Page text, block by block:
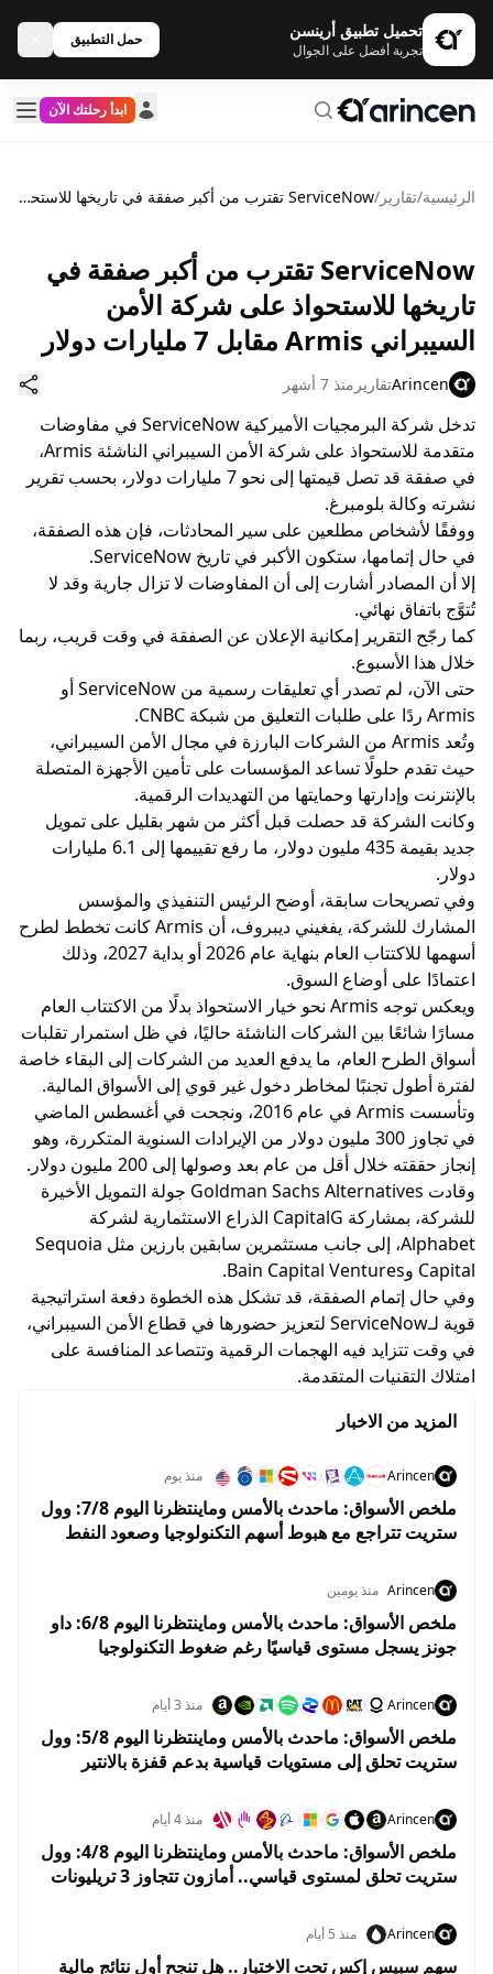
تحميل تطبيق أرينسن
تجربة أفضل على الجوال
حمل التطبيق
ابدأ رحلتك الآن
الرئيسية/تقارير / ServiceNow تقترب من أكبر صفقة في تاريخها للاستحواذ على شركة الأمن السيبراني Armis مقابل 7 مليارات دولار
ServiceNow تقترب من أكبر صفقة في
تاريخها للاستحواذ على شركة الأمن
السيبراني Armis مقابل 7 مليارات دولار
Arincenتقارير منذ 7 أشهر
تدخل شركة البرمجيات الأميركية ServiceNow في مفاوضات
متقدمة للاستحواذ على شركة الأمن السيبراني الناشئة Armis،
في صفقة قد تصل قيمتها إلى نحو 7 مليارات دولار، بحسب تقرير
نشرته وكالة بلومبرغ.
ووفقًا لأشخاص مطلعين على سير المحادثات، فإن هذه الصفقة،
في حال إتمامها، ستكون الأكبر في تاريخ ServiceNow.
إلا أن المصادر أشارت إلى أن المفاوضات لا تزال جارية وقد لا
تُتوَّج باتفاق نهائي.
كما رجّح التقرير إمكانية الإعلان عن الصفقة في وقت قريب، ربما
خلال هذا الأسبوع.
حتى الآن، لم تصدر أي تعليقات رسمية من ServiceNow أو
Armis ردًا على طلبات التعليق من شبكة CNBC.
وتُعد Armis من الشركات البارزة في مجال الأمن السيبراني،
حيث تقدم حلولًا تساعد المؤسسات على تأمين الأجهزة المتصلة
بالإنترنت وإدارتها وحمايتها من التهديدات الرقمية.
وكانت الشركة قد حصلت قبل أكثر من شهر بقليل على تمويل
جديد بقيمة 435 مليون دولار، ما رفع تقييمها إلى 6.1 مليارات
دولار.
وفي تصريحات سابقة، أوضح الرئيس التنفيذي والمؤسس
المشارك للشركة، يفغيني ديبروف، أن Armis كانت تخطط لطرح
أسهمها للاكتتاب العام بنهاية عام 2026 أو بداية 2027، وذلك
اعتمادًا على أوضاع السوق.
ويعكس توجه Armis نحو خيار الاستحواذ بدلًا من الاكتتاب العام
مسارًا شائعًا بين الشركات الناشئة حاليًا، في ظل استمرار تقلبات
أسواق الطرح العام، ما يدفع العديد من الشركات إلى البقاء خاصة
لفترة أطول تجنبًا لمخاطر دخول غير قوي إلى الأسواق المالية.
وتأسست Armis في عام 2016، ونجحت في أغسطس الماضي
في تجاوز 300 مليون دولار من الإيرادات السنوية المتكررة، وهو
إنجاز حققته خلال أقل من عام بعد وصولها إلى 200 مليون دولار.
وقادت Goldman Sachs Alternatives جولة التمويل الأخيرة
للشركة، بمشاركة CapitalG الذراع الاستثمارية لشركة
Alphabet، إلى جانب مستثمرين سابقين بارزين مثل Sequoia
Capital وBain Capital Ventures.
وفي حال إتمام الصفقة، قد تشكل هذه الخطوة دفعة استراتيجية
قوية لـServiceNow لتعزيز حضورها في قطاع الأمن السيبراني،
في وقت تتزايد فيه الهجمات الرقمية وتتصاعد المنافسة على
امتلاك التقنيات المتقدمة.
المزيد من الاخبار
Arincen منذ يوم
ملخص الأسواق: ماحدث بالأمس وماينتظرنا اليوم 7/8: وول
ستريت تتراجع مع هبوط أسهم التكنولوجيا وصعود النفط
Arincen منذ يومين
ملخص الأسواق: ماحدث بالأمس وماينتظرنا اليوم 6/8: داو
جونز يسجل مستوى قياسيًا رغم ضغوط التكنولوجيا
Arincen منذ 3 أيام
ملخص الأسواق: ماحدث بالأمس وماينتظرنا اليوم 5/8: وول
ستريت تحلق إلى مستويات قياسية بدعم قفزة بالانتير
Arincen منذ 4 أيام
ملخص الأسواق: ماحدث بالأمس وماينتظرنا اليوم 4/8: وول
ستريت تحلق لمستوى قياسي.. أمازون تتجاوز 3 تريليونات
Arincen منذ 5 أيام
سهم سبيس إكس تحت الاختبار.. هل تنجح أول نتائج مالية